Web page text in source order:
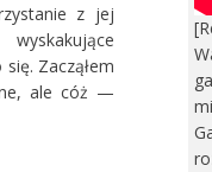
z jej
Zacząłem
ale cóż —